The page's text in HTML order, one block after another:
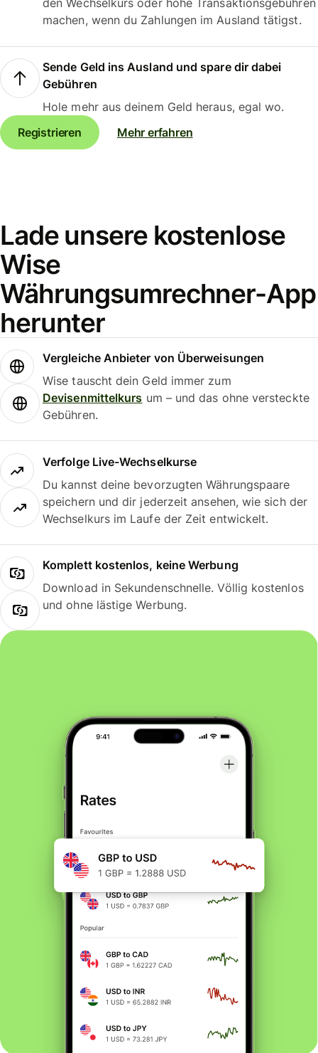
den Wechselkurs oder hohe Transaktionsgebühren
machen, wenn du Zahlungen im Ausland tätigst.
Sende Geld ins Ausland und spare dir dabei
Gebühren
Hole mehr aus deinem Geld heraus, egal wo.
Registrieren
Mehr erfahren
Lade unsere kostenlose
Wise
Währungsumrechner-App
herunter
Vergleiche Anbieter von Überweisungen
Wise tauscht dein Geld immer zum
Devisenmittelkurs um – und das ohne versteckte
Gebühren.
Verfolge Live-Wechselkurse
Du kannst deine bevorzugten Währungspaare
speichern und dir jederzeit ansehen, wie sich der
Wechselkurs im Laufe der Zeit entwickelt.
Komplett kostenlos, keine Werbung
Download in Sekundenschnelle. Völlig kostenlos
und ohne lästige Werbung.